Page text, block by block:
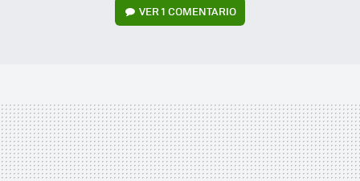
VER1 COMENTARIO